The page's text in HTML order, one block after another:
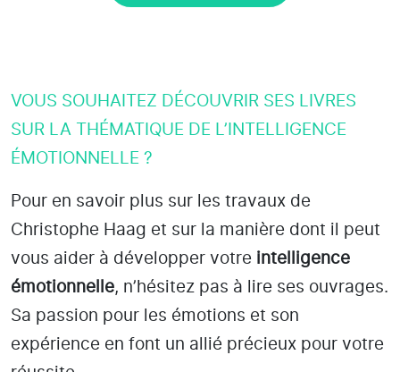
VOUS SOUHAITEZ DÉCOUVRIR SES LIVRES
SUR LA THÉMATIQUE DE L’INTELLIGENCE
ÉMOTIONNELLE ?
Pour en savoir plus sur les travaux de
Christophe Haag et sur la manière dont il peut
vous aider à développer votre intelligence
émotionnelle, n’hésitez pas à lire ses ouvrages.
Sa passion pour les émotions et son
expérience en font un allié précieux pour votre